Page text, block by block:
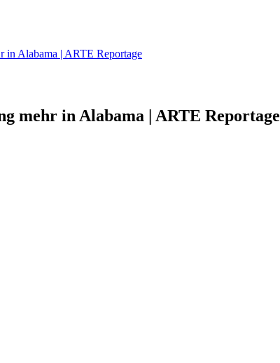
in Alabama | ARTE Reportage
mehr in Alabama | ARTE Reportage